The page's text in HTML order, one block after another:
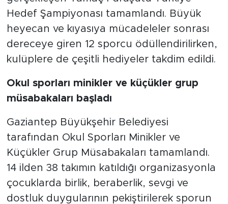
Hedef Şampiyonası tamamlandı. Büyük
heyecan ve kıyasıya mücadeleler sonrası
dereceye giren 12 sporcu ödüllendirilirken,
kulüplere de çeşitli hediyeler takdim edildi.
Okul sporları minikler ve küçükler grup
müsabakaları başladı
Gaziantep Büyükşehir Belediyesi
tarafından Okul Sporları Minikler ve
Küçükler Grup Müsabakaları tamamlandı.
14 ilden 38 takımın katıldığı organizasyonla
çocuklarda birlik, beraberlik, sevgi ve
dostluk duygularının pekiştirilerek sporun